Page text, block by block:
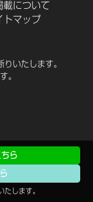
載について
トマップ
いたします。
。
ら
します。